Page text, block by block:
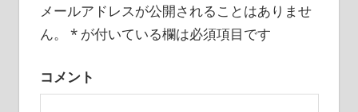
ー
ョ
メールアドレスが公開されることはありませ
ん。
*が付いている欄は必須項目です
コメント